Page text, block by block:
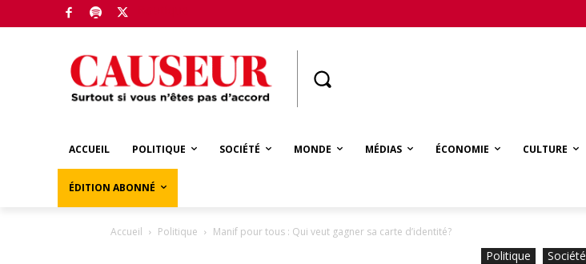
ACCUEIL POLITIQUE SOCIÉTÉ MONDE MÉDIAS ÉCONOMIE CULTURE
ÉDITION ABONNÉ
Accueil Politique Manif pour tous : Qui veut gagner sa carte d’identité?
Politique Société